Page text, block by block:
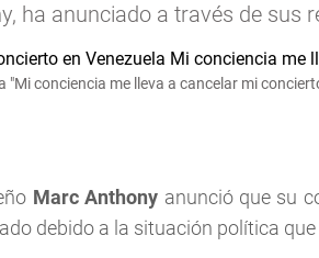
ha anunciado a través de sus
conciencia me lleva a cancelar mi
Marc Anthony anunció que su
debido a la situación política